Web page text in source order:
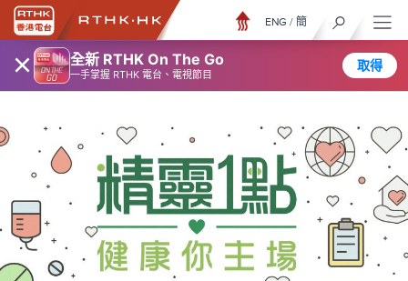
× 全新 RTHK On The Go
一手掌握 RTHK 電台、電視節目
取得
ENG / 簡